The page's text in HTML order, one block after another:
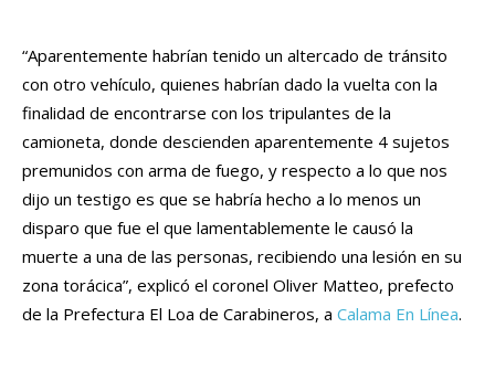
“Aparentemente habrían tenido un altercado de tránsito
con otro vehículo, quienes habrían dado la vuelta con la
finalidad de encontrarse con los tripulantes de la
camioneta, donde descienden aparentemente 4 sujetos
premunidos con arma de fuego, y respecto a lo que nos
dijo un testigo es que se habría hecho a lo menos un
disparo que fue el que lamentablemente le causó la
muerte a una de las personas, recibiendo una lesión en su
zona torácica”, explicó el coronel Oliver Matteo, prefecto
de la Prefectura El Loa de Carabineros, a Calama En Línea.